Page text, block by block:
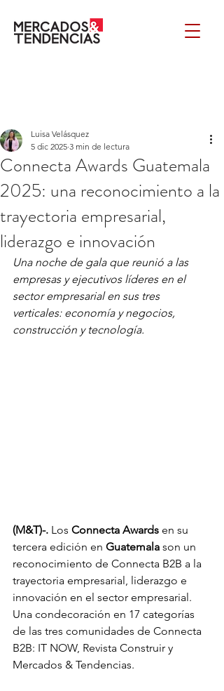
Connecta Awards Guatemala
2025: una reconocimiento a la
trayectoria empresarial,
liderazgo e innovación
Luisa Velásquez
5 dic 2025 3 min de lectura
Una noche de gala que reunió a las
empresas y ejecutivos líderes en el
sector empresarial en sus tres
verticales: economía y negocios,
construcción y tecnología.
(M&T)-. Los Connecta Awards en su
tercera edición en Guatemala son un
reconocimiento de Connecta B2B a la
trayectoria empresarial, liderazgo e
innovación en el sector empresarial.
Una condecoración en 17 categorías
de las tres comunidades de Connecta
B2B: IT NOW, Revista Construir y
Mercados & Tendencias.